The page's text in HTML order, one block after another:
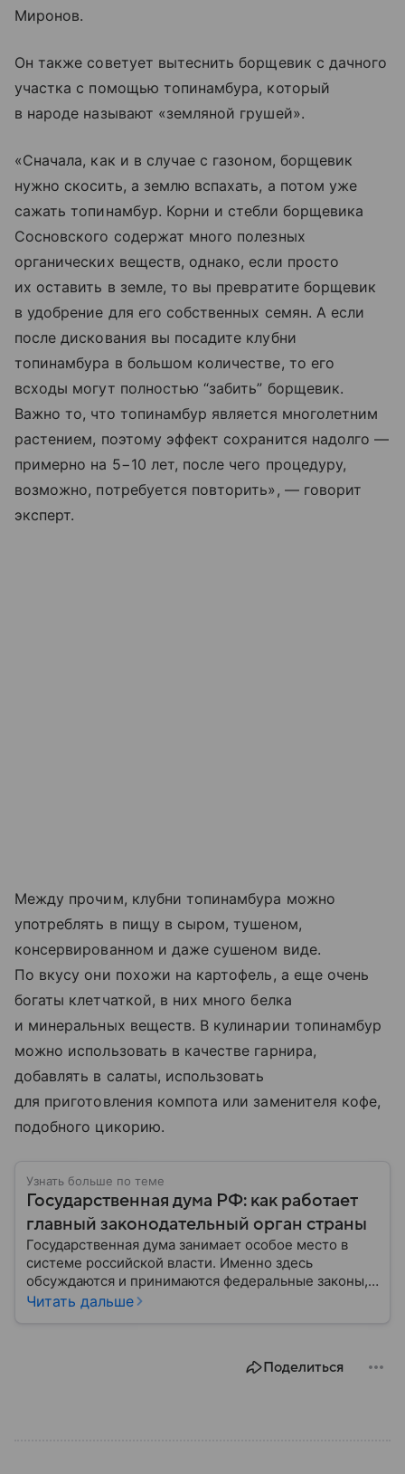
Миронов.
Он также советует вытеснить борщевик с дачного
участка с помощью топинамбура, который
в народе называют «земляной грушей».
«Сначала, как и в случае с газоном, борщевик
нужно скосить, а землю вспахать, а потом уже
сажать топинамбур. Корни и стебли борщевика
Сосновского содержат много полезных
органических веществ, однако, если просто
их оставить в земле, то вы превратите борщевик
в удобрение для его собственных семян. А если
после дискования вы посадите клубни
топинамбура в большом количестве, то его
всходы могут полностью “забить” борщевик.
Важно то, что топинамбур является многолетним
растением, поэтому эффект сохранится надолго —
примерно на 5−10 лет, после чего процедуру,
возможно, потребуется повторить», — говорит
эксперт.
Между прочим, клубни топинамбура можно
употреблять в пищу в сыром, тушеном,
консервированном и даже сушеном виде.
По вкусу они похожи на картофель, а еще очень
богаты клетчаткой, в них много белка
и минеральных веществ. В кулинарии топинамбур
можно использовать в качестве гарнира,
добавлять в салаты, использовать
для приготовления компота или заменителя кофе,
подобного цикорию.
Узнать больше по теме
Государственная дума РФ: как работает
главный законодательный орган страны
Государственная дума занимает особое место в
системе российской власти. Именно здесь
обсуждаются и принимаются федеральные законы,
определяющие развитие государства, экономики и
Разбираемся, как устроена Госдума, какие
Читать дальше
Поделиться